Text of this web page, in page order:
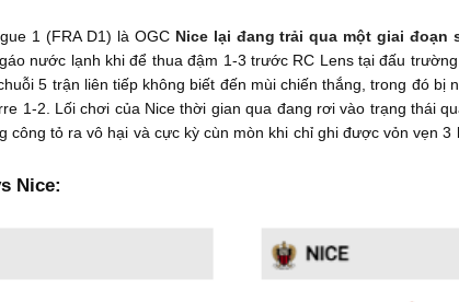
1 (FRA D1) là OGC Nice lại đang trải qua một giai
nước lạnh khi để thua đậm 1-3 trước RC Lens tại đấu
5 trận liên tiếp không biết đến mùi chiến thắng, trong đó
1-2. Lối chơi của Nice thời gian qua đang rơi vào trạng thái
công tỏ ra vô hại và cực kỳ cùn mòn khi chỉ ghi được vỏn vẹn
Nice: